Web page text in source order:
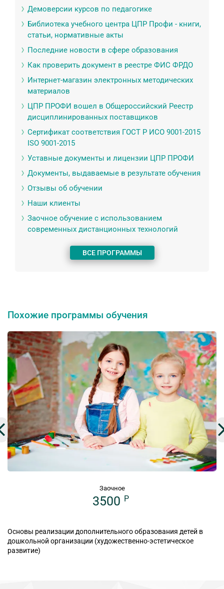
Демоверсии курсов по педагогике
Библиотека учебного центра ЦПР Профи - книги,
статьи, нормативные акты
Последние новости в сфере образования
Как проверить документ в реестре ФИС ФРДО
Интернет-магазин электронных методических
материалов
ЦПР ПРОФИ вошел в Общероссийский Реестр
дисциплинированных поставщиков
Сертификат соответствия ГОСТ Р ИСО 9001-2015
ISO 9001-2015
Уставные документы и лицензии ЦПР ПРОФИ
Документы, выдаваемые в результате обучения
Отзывы об обучении
Наши клиенты
Заочное обучение с использованием
современных дистанционных технологий
ВСЕ ПРОГРАММЫ
Похожие программы обучения
Заочное
3500 P
Основы реализации дополнительного образования детей в
дошкольной организации (художественно-эстетическое
развитие)